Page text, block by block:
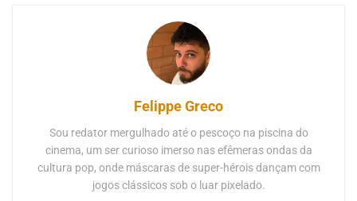
Felippe Greco
Sou redator mergulhado até o pescoço na piscina do
cinema, um ser curioso imerso nas efêmeras ondas da
cultura pop, onde máscaras de super-hérois dançam com
jogos clássicos sob o luar pixelado.